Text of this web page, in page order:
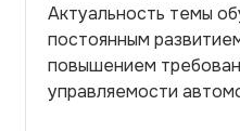
Актуальность темы
постоянным
повышением
управляемости